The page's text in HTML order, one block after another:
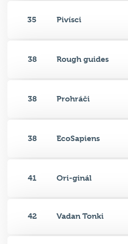
35 Pivísci
38 Rough guides
38 Prohráči
38 EcoSapiens
41 Ori-ginál
42 Vadan Tonki